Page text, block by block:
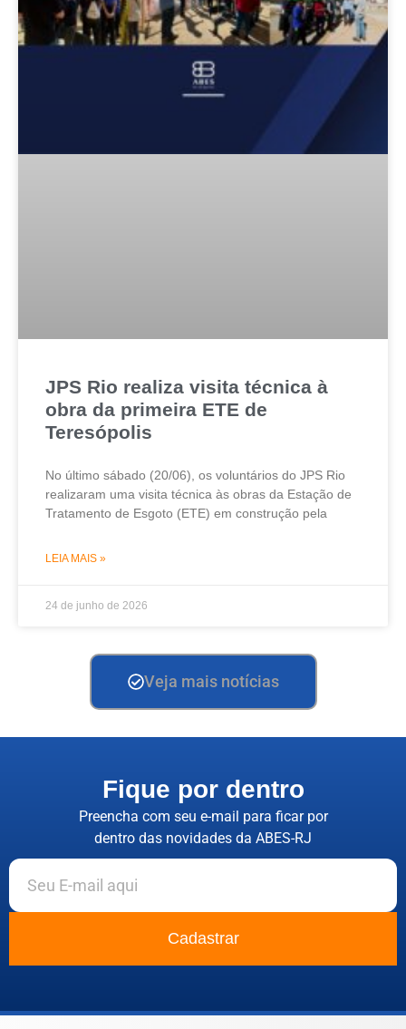
JPS Rio realiza visita técnica à
obra da primeira ETE de
Teresópolis
No último sábado (20/06), os voluntários do JPS Rio
realizaram uma visita técnica às obras da Estação de
Tratamento de Esgoto (ETE) em construção pela
LEIA MAIS »
24 de junho de 2026
Veja mais notícias
Fique por dentro
Preencha com seu e-mail para ficar por
dentro das novidades da ABES-RJ
Cadastrar